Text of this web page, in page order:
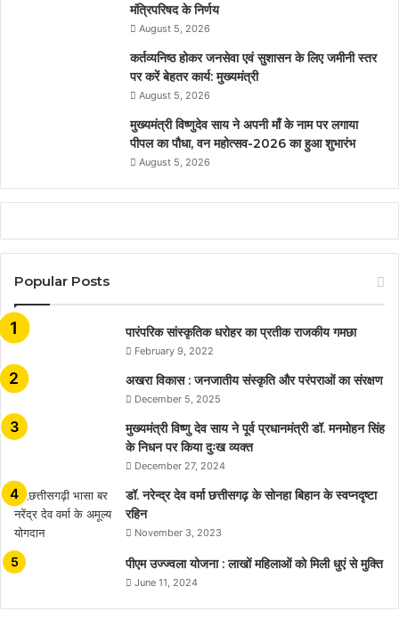
मंत्रिपरिषद के निर्णय
August 5, 2026
कर्तव्यनिष्ठ होकर जनसेवा एवं सुशासन के लिए जमीनी स्तर
पर करें बेहतर कार्य: मुख्यमंत्री
August 5, 2026
मुख्यमंत्री विष्णुदेव साय ने अपनी माँ के नाम पर लगाया
पीपल का पौधा, वन महोत्सव-2026 का हुआ शुभारंभ
August 5, 2026
Popular Posts
​​​​​​​पारंपरिक सांस्कृतिक धरोहर का प्रतीक राजकीय गमछा
February 9, 2022
अखरा विकास : जनजातीय संस्कृति और परंपराओं का संरक्षण
December 5, 2025
मुख्यमंत्री विष्णु देव साय ने पूर्व प्रधानमंत्री डॉ. मनमोहन सिंह
के निधन पर किया दुःख व्यक्त
December 27, 2024
डॉ. नरेन्द्र देव वर्मा छत्तीसगढ़ के सोनहा बिहान के स्वप्नदृष्टा
रहिन
November 3, 2023
पीएम उज्ज्वला योजना : लाखों महिलाओं को मिली धुएं से मुक्ति
June 11, 2024